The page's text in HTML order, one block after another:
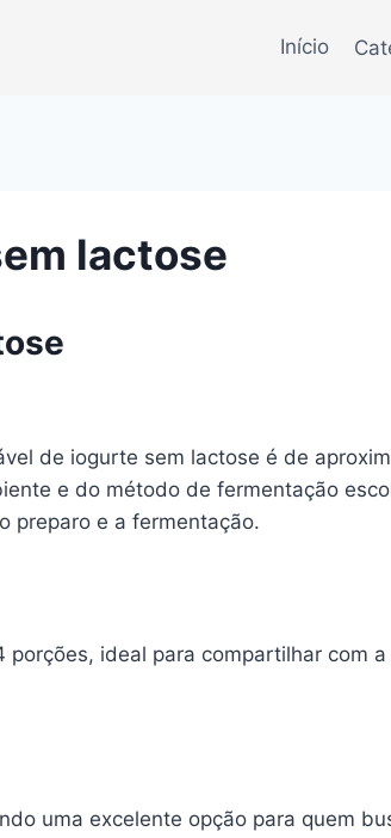
Início
lactose
de iogurte sem lactose é de
e do método de fermentação
preparo e a fermentação.
ideal para compartilhar com
uma excelente opção para quem